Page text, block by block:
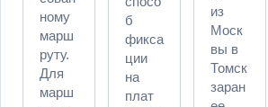
ному
марш
руту.
Для
марш
б
фикса
ции
на
плат
из
Моск
вы в
Томск
заран